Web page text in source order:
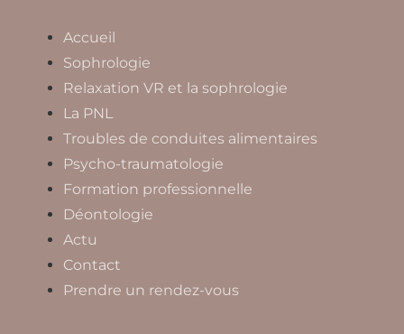
Accueil
Sophrologie
Relaxation VR et la sophrologie
La PNL
Troubles de conduites alimentaires
Psycho-traumatologie
Formation professionnelle
Déontologie
Actu
Contact
Prendre un rendez-vous